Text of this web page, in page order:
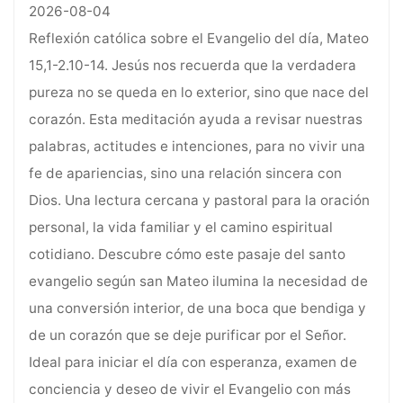
2026-08-04
Reflexión católica sobre el Evangelio del día, Mateo
15,1-2.10-14. Jesús nos recuerda que la verdadera
pureza no se queda en lo exterior, sino que nace del
corazón. Esta meditación ayuda a revisar nuestras
palabras, actitudes e intenciones, para no vivir una
fe de apariencias, sino una relación sincera con
Dios. Una lectura cercana y pastoral para la oración
personal, la vida familiar y el camino espiritual
cotidiano. Descubre cómo este pasaje del santo
evangelio según san Mateo ilumina la necesidad de
una conversión interior, de una boca que bendiga y
de un corazón que se deje purificar por el Señor.
Ideal para iniciar el día con esperanza, examen de
conciencia y deseo de vivir el Evangelio con más